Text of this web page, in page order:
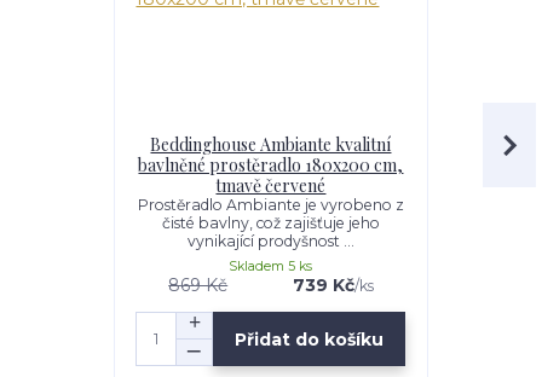
Beddinghouse Ambiante kvalitní
bavlněné prostěradlo 180x200 cm,
tmavě červené
Prostěradlo Ambiante je vyrobeno z
čisté bavlny, což zajišťuje jeho
vynikající prodyšnost ...
869 Kč 739 Kč/ks
Skladem 5 ks
Přidat do košíku
Pip